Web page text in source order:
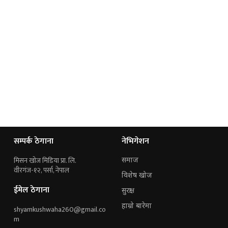
सम्पर्क ठेगाना
मिसन खोज मिडिया प्रा. लि.
वीरगंज-१२, पर्सा, नेपाल
ईमेल ठेगाना
shyamkushwaha260@gmail.co
m
नेभिगेशन
समाज
विशेष खोज
सुरक्षा
हाम्रो बारेमा